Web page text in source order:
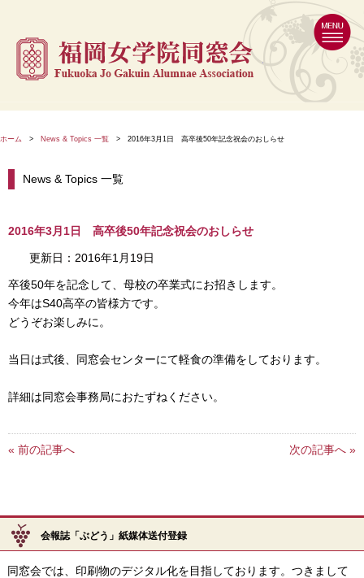
福岡女
ホーム > News & Topics 一覧 > 2016年3月1日 高卒後50年記念祝会のおしらせ
News & Topics 一覧
2016年3月1日 高卒後50年記念祝会のおしらせ
更新日：2016年1月19日
卒後50年を記念して、母校の卒業式にお招きします。
今年はS40高卒の皆様方です。
どうぞお楽しみに。
当日は式後、同窓会センターにて軽食の準備をしております。
詳細は同窓会事務局におたずねください。
« 前の記事へ 次の記事へ »
会報誌「ぶどう」紙媒体送付登録
同窓会では、印刷物のデジタル化を目指しております。つきまして
MENU